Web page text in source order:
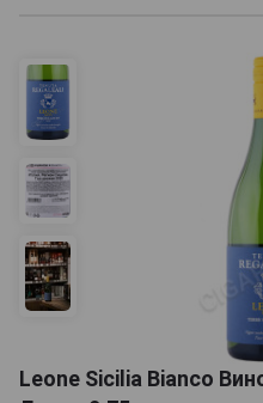
Leone Sicilia Bianco